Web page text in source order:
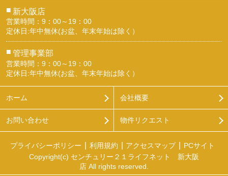
■ 新大阪店
営業時間：9：00～19：00
定休日:年中無休(お盆、年末年始は除く）
■ 管理事業部
営業時間：9：00～19：00
定休日:年中無休(お盆、年末年始は除く）
ホーム 会社概要
お問い合わせ 物件リクエスト
プライバシーポリシー 利用規約 アクセスマップ
PCサイト
Copyright(c) センチュリー２１ライフネット 新大阪
店 All rights reserved.